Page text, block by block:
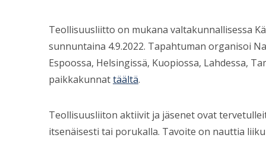
Teollisuusliitto on mukana valtakunnallisessa
sunnuntaina 4.9.2022. Tapahtuman organisoi
Espoossa, Helsingissä, Kuopiossa, Lahdessa,
paikkakunnattäältä.
Teollisuusliiton aktiivit ja jäsenet ovat
itsenäisesti tai porukalla. Tavoite on nauttia